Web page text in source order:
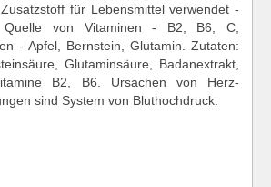
für Lebensmittel verwendet -
Quelle von Vitaminen - B2, B6, C,
- Apfel, Bernstein, Glutamin. Zutaten:
Glutaminsäure, Badanextrakt,
B2, B6. Ursachen von Herz-
sind System von Bluthochdruck.